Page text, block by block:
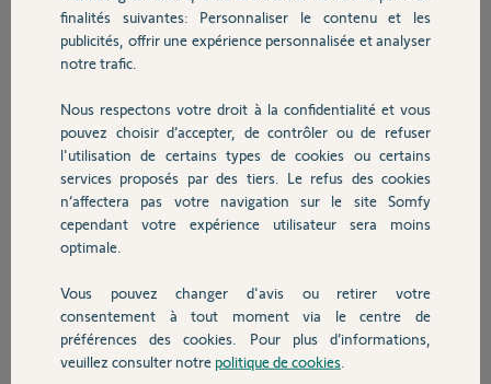
Domotique
Chauffage
Autres produits
Devis avec un pro
Contact
Participer au fil de discussion
Réponses
Oui, sur les box domotique, le changement d'heure est automatique.
Jean-Luc B.
Bonjour, depuis le changement d'heure le calendrier SOMFY est
décalé.L'alarme doit se désactiver à 8h, c'est mentionné 8h sur le
finalités suivantes: Personnaliser le contenu et les
publicités, offrir une expérience personnalisée et analyser
notre trafic.
Nous respectons votre droit à la confidentialité et vous
pouvez choisir d’accepter, de contrôler ou de refuser
l'utilisation de certains types de cookies ou certains
services proposés par des tiers. Le refus des cookies
n’affectera pas votre navigation sur le site Somfy
cependant votre expérience utilisateur sera moins
optimale.
Vous pouvez changer d'avis ou retirer votre
consentement à tout moment via le centre de
préférences des cookies. Pour plus d’informations,
veuillez consulter notre politique de cookies